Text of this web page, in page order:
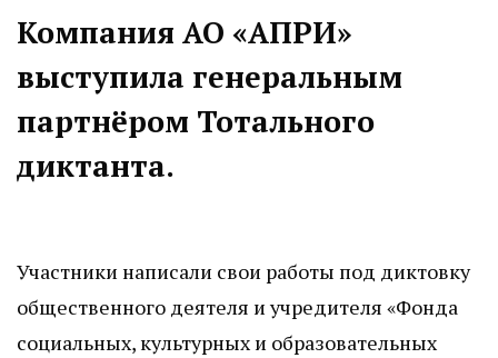
Компания АО «АПРИ»
выступила генеральным
партнёром Тотального
диктанта.
Участники написали свои работы под диктовку
общественного деятеля и учредителя «Фонда
социальных, культурных и образовательных